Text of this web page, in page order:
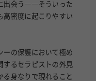
高密度に起こりやすい
するセラピストの外見
る身なりで現れること
のある私服で、荷物も